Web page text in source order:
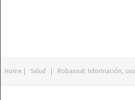
Home | Salud | Robaxisal: Información,